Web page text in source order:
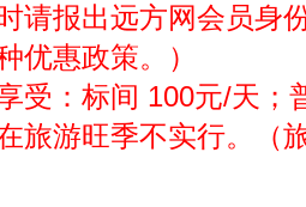
时请报出远方网会员身
优惠政策。）
：标间 100元/天；
游旺季不实行。（